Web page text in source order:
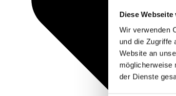
Diese
Wir verwenden
und die Zugriffe
Website an
möglicherweise
der Dienste